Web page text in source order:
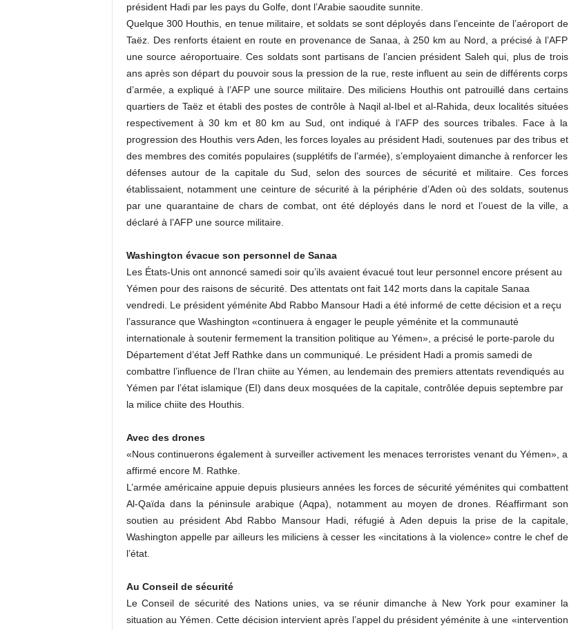
président Hadi par les pays du Golfe, dont l’Arabie saoudite sunnite.
Quelque 300 Houthis, en tenue militaire, et soldats se sont déployés dans l’enceinte de l’aéroport de
Taëz. Des renforts étaient en route en provenance de Sanaa, à 250 km au Nord, a précisé à l’AFP
une source aéroportuaire. Ces soldats sont partisans de l’ancien président Saleh qui, plus de trois
ans après son départ du pouvoir sous la pression de la rue, reste influent au sein de différents corps
d’armée, a expliqué à l’AFP une source militaire. Des miliciens Houthis ont patrouillé dans certains
quartiers de Taëz et établi des postes de contrôle à Naqil al-Ibel et al-Rahida, deux localités situées
respectivement à 30 km et 80 km au Sud, ont indiqué à l’AFP des sources tribales. Face à la
progression des Houthis vers Aden, les forces loyales au président Hadi, soutenues par des tribus et
des membres des comités populaires (supplétifs de l’armée), s’employaient dimanche à renforcer les
défenses autour de la capitale du Sud, selon des sources de sécurité et militaire. Ces forces
établissaient, notamment une ceinture de sécurité à la périphérie d’Aden où des soldats, soutenus
par une quarantaine de chars de combat, ont été déployés dans le nord et l’ouest de la ville, a
déclaré à l’AFP une source militaire.
Washington évacue son personnel de Sanaa
Les États-Unis ont annoncé samedi soir qu’ils avaient évacué tout leur personnel encore présent au
Yémen pour des raisons de sécurité. Des attentats ont fait 142 morts dans la capitale Sanaa
vendredi. Le président yéménite Abd Rabbo Mansour Hadi a été informé de cette décision et a reçu
l’assurance que Washington «continuera à engager le peuple yéménite et la communauté
internationale à soutenir fermement la transition politique au Yémen», a précisé le porte-parole du
Département d’état Jeff Rathke dans un communiqué. Le président Hadi a promis samedi de
combattre l’influence de l’Iran chiite au Yémen, au lendemain des premiers attentats revendiqués au
Yémen par l’état islamique (EI) dans deux mosquées de la capitale, contrôlée depuis septembre par
la milice chiite des Houthis.
Avec des drones
«Nous continuerons également à surveiller activement les menaces terroristes venant du Yémen», a
affirmé encore M. Rathke.
L’armée américaine appuie depuis plusieurs années les forces de sécurité yéménites qui combattent
Al-Qaïda dans la péninsule arabique (Aqpa), notamment au moyen de drones. Réaffirmant son
soutien au président Abd Rabbo Mansour Hadi, réfugié à Aden depuis la prise de la capitale,
Washington appelle par ailleurs les miliciens à cesser les «incitations à la violence» contre le chef de
l’état.
Au Conseil de sécurité
Le Conseil de sécurité des Nations unies, va se réunir dimanche à New York pour examiner la
situation au Yémen. Cette décision intervient après l’appel du président yéménite à une «intervention